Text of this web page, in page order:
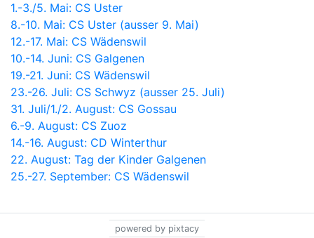
1.-3./5. Mai: CS Uster
8.-10. Mai: CS Uster (ausser 9. Mai)
12.-17. Mai: CS Wädenswil
10.-14. Juni: CS Galgenen
19.-21. Juni: CS Wädenswil
23.-26. Juli: CS Schwyz (ausser 25. Juli)
31. Juli/1./2. August: CS Gossau
6.-9. August: CS Zuoz
14.-16. August: CD Winterthur
22. August: Tag der Kinder Galgenen
25.-27. September: CS Wädenswil
powered by pixtacy